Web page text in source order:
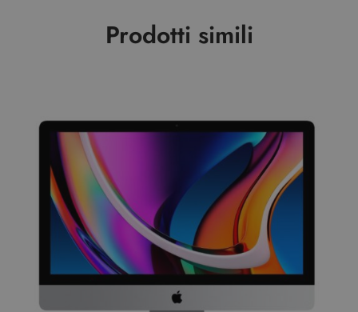
Prodotti simili